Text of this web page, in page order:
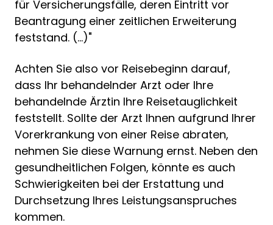
für Versicherungsfälle, deren Eintritt vor
Beantragung einer zeitlichen Erweiterung
feststand. (...)"
Achten Sie also vor Reisebeginn darauf,
dass Ihr behandelnder Arzt oder Ihre
behandelnde Ärztin Ihre Reisetauglichkeit
feststellt. Sollte der Arzt Ihnen aufgrund Ihrer
Vorerkrankung von einer Reise abraten,
nehmen Sie diese Warnung ernst. Neben den
gesundheitlichen Folgen, könnte es auch
Schwierigkeiten bei der Erstattung und
Durchsetzung Ihres Leistungsanspruches
kommen.